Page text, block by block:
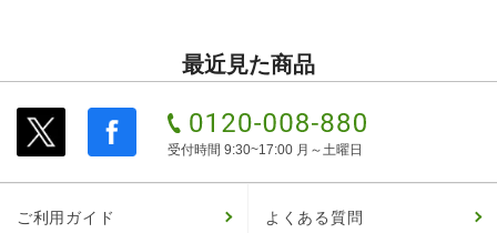
最近見た商品
受付時間 9:30~17:00 月～土曜日
ご利用ガイド よくある質問